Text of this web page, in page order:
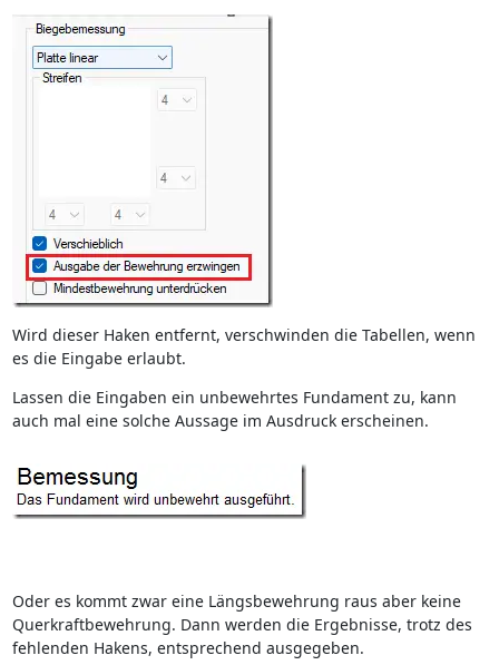
Wird dieser Haken entfernt, verschwinden die Tabellen, wenn
es die Eingabe erlaubt.
Lassen die Eingaben ein unbewehrtes Fundament zu, kann
auch mal eine solche Aussage im Ausdruck erscheinen.
Oder es kommt zwar eine Längsbewehrung raus aber keine
Querkraftbewehrung. Dann werden die Ergebnisse, trotz des
fehlenden Hakens, entsprechend ausgegeben.